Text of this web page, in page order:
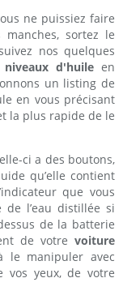
ne puissiez faire
manches, sortez le
nos quelques
niveaux d'huile en
un listing de
en vous précisant
la plus rapide de le
ci a des boutons,
qu’elle contient
que vous
l’eau distillée si
de la batterie
de votre voiture
le manipuler avec
vos yeux, de votre